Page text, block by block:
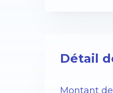
Détail
Montant